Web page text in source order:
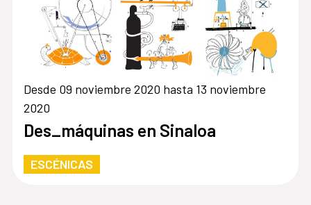
Desde 09 noviembre 2020 hasta 13 noviembre
2020
Des_máquinas en Sinaloa
ESCÉNICAS